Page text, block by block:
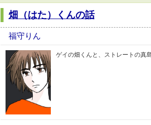
畑（はた）くんの話
福守りん
ゲイの畑くんと、ストレートの真